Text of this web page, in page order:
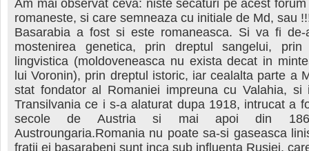
Am mai observat ceva: niste secaturi pe acest
romaneste, si care semneaza cu initiale de Md, sau
Basarabia a fost si este romaneasca. Si va fi de-
mostenirea genetica, prin dreptul sangelui, prin
lingvistica (moldoveneasca nu exista decat in
lui Voronin), prin dreptul istoric, iar cealalta parte a
stat fondator al Romaniei impreuna cu Valahia, si
Transilvania ce i s-a alaturat dupa 1918, intrucat a
secole de Austria si mai apoi din
Austroungaria.Romania nu poate sa-si gaseasca
fratii ei basarabeni sunt inca sub influenta Rusiei,